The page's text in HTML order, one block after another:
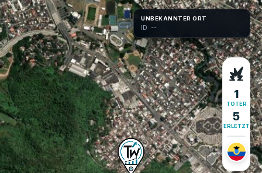
+
−
1
TOTER
5
VERLETZTE
UNBEKANNTER ORT
ID: --